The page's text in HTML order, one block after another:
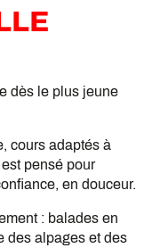
dès le plus jeune
cours adaptés à
pensé pour
en douceur.
: balades en
des alpages et des